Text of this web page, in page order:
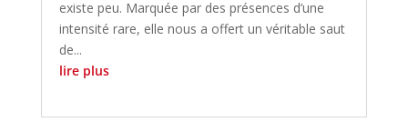
existe peu. Marquée par des présences d’une
intensité rare, elle nous a offert un véritable saut
de...
lire plus